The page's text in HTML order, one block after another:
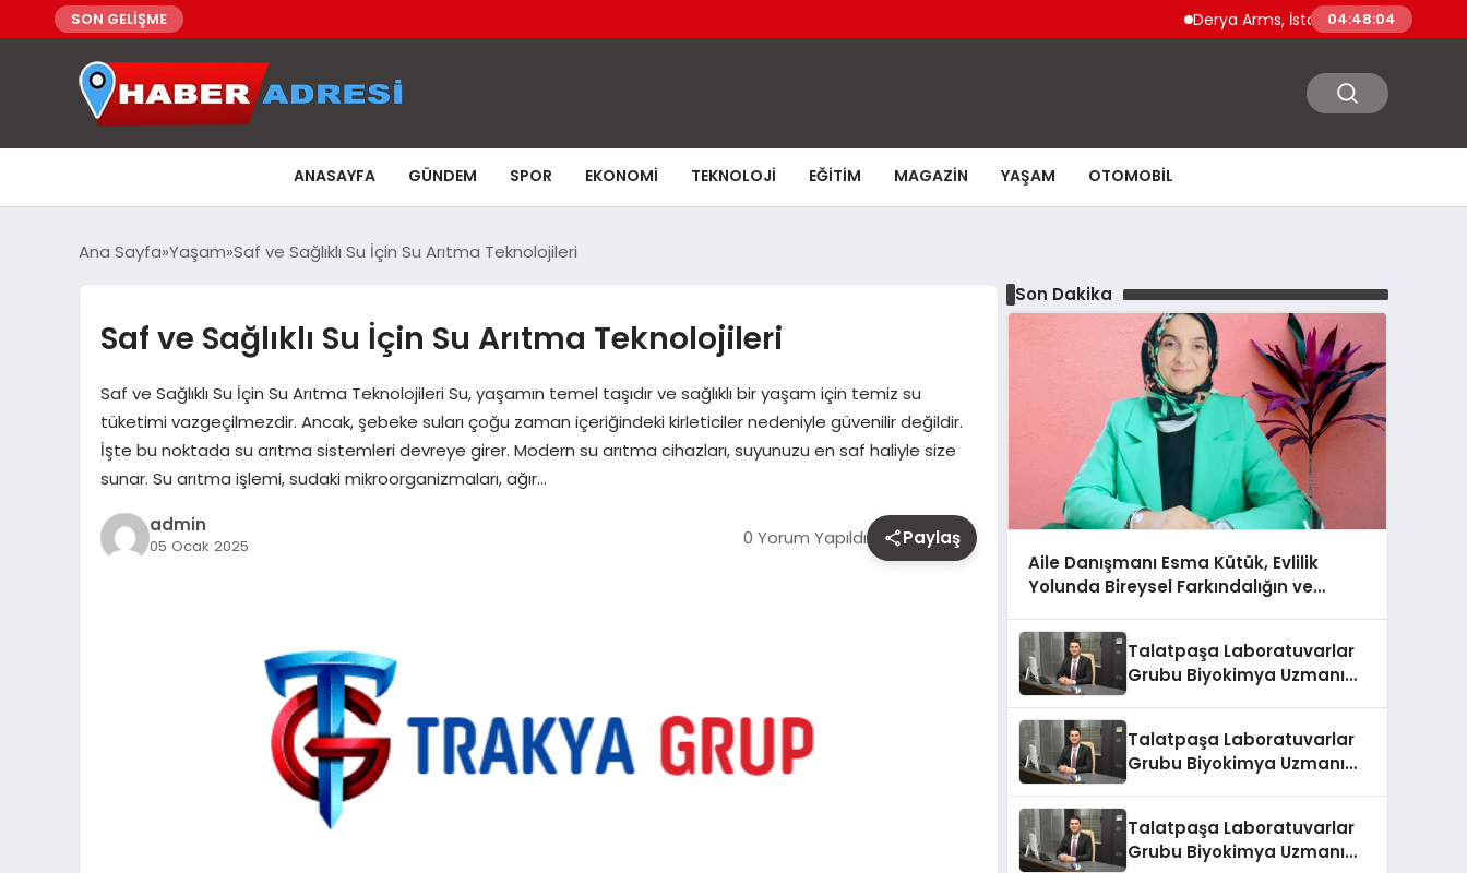
SON GELİŞME Derya Arms, İstanbul Prohunt 2026’da
04:48:05
ANASAYFA GÜNDEM SPOR EKONOMI TEKNOLOJI EĞITIM MAGAZIN YAŞAM OTOMOBIL
Ana Sayfa Yaşam Saf ve Sağlıklı Su İçin Su Arıtma Teknolojileri
Saf ve Sağlıklı Su İçin Su Arıtma Teknolojileri
Saf ve Sağlıklı Su İçin Su Arıtma Teknolojileri Su, yaşamın temel taşıdır ve sağlıklı bir yaşam için temiz su
tüketimi vazgeçilmezdir. Ancak, şebeke suları çoğu zaman içeriğindeki kirleticiler nedeniyle güvenilir değildir.
İşte bu noktada su arıtma sistemleri devreye girer. Modern su arıtma cihazları, suyunuzu en saf haliyle size
sunar. Su arıtma işlemi, sudaki mikroorganizmaları, ağır…
admin
05 Ocak 2025 0 Yorum Yapıldı Paylaş
Son Dakika
Aile Danışmanı Esma Kütük, Evlilik
Yolunda Bireysel Farkındalığın ve
Talatpaşa Laboratuvarlar
Grubu Biyokimya Uzmanı
Talatpaşa Laboratuvarlar
Grubu Biyokimya Uzmanı
Talatpaşa Laboratuvarlar
Grubu Biyokimya Uzmanı